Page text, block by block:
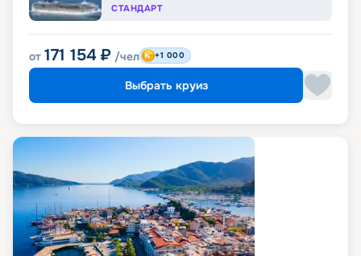
СТАНДАРТ
от 171 154 ₽ /чел +1 000
Выбрать круиз